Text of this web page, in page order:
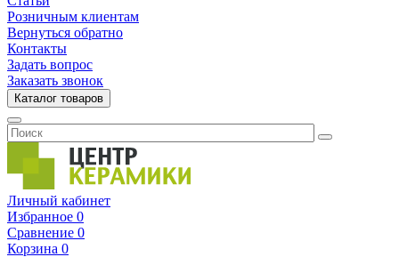
Розничным клиентам
Вернуться обратно
Контакты
Задать вопрос
Заказать звонок
Каталог товаров
Личный кабинет
Избранное 0
Сравнение 0
Корзина 0